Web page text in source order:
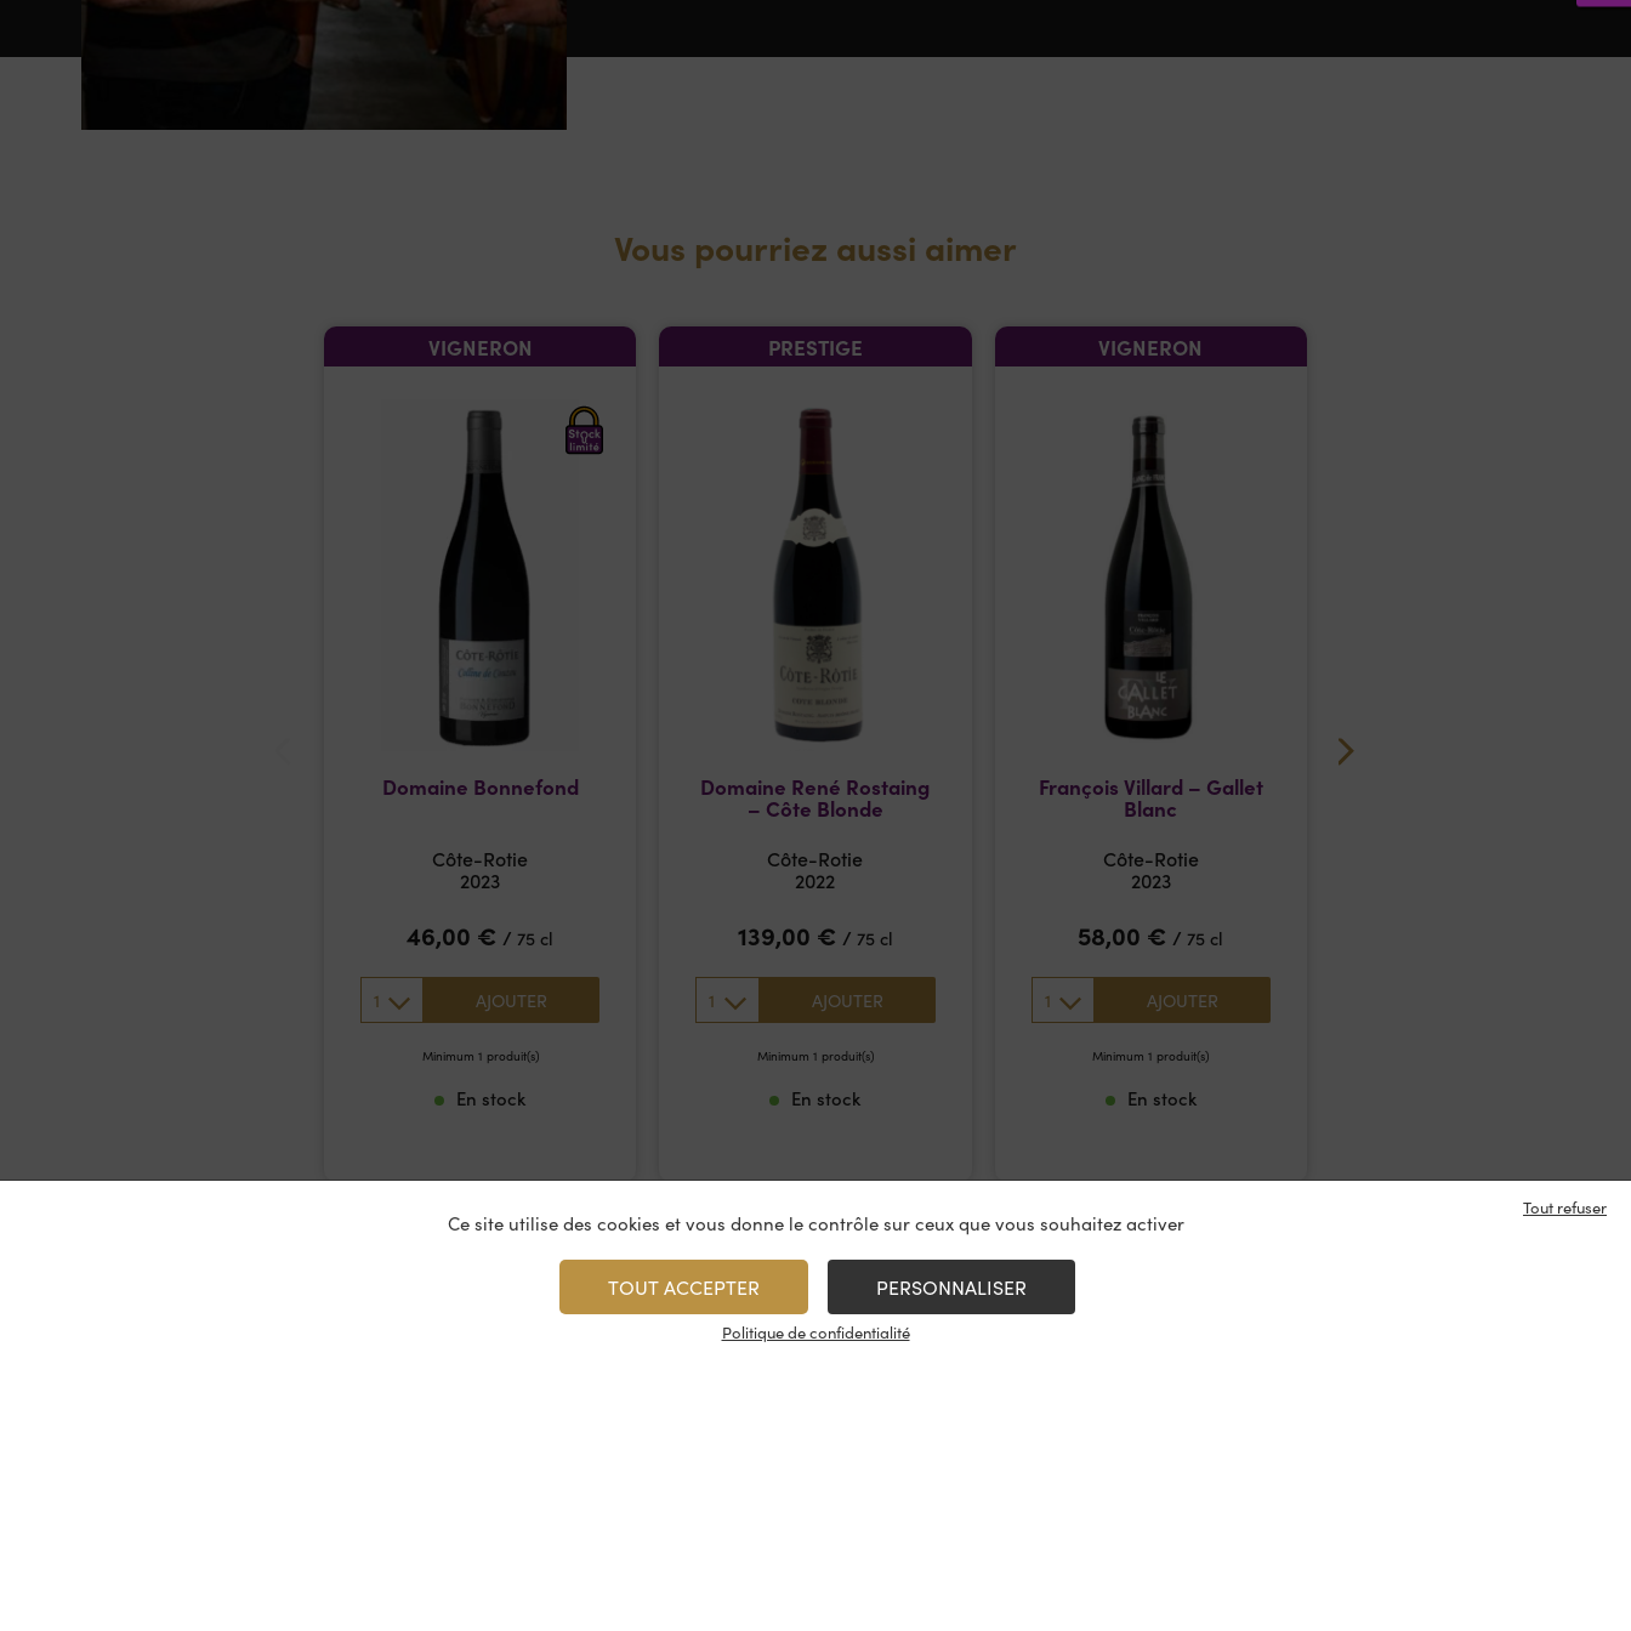
Vous pourriez aussi aimer
VIGNERON
Domaine Bonnefond
Côte-Rotie
2023
46,00 € / 75 cl
1 AJOUTER
Minimum 1 produit(s)
En stock
PRESTIGE
Domaine René Rostaing
– Côte Blonde
Côte-Rotie
2022
139,00 € / 75 cl
1 AJOUTER
Minimum 1 produit(s)
En stock
VIGNERON
François Villard – Gallet
Blanc
Côte-Rotie
2023
58,00 € / 75 cl
1 AJOUTER
Minimum 1 produit(s)
En stock
Ce site utilise des cookies et vous donne le contrôle sur ceux que vous souhaitez activer
TOUT ACCEPTER
Tout refuser
PERSONNALISER
Politique de confidentialité